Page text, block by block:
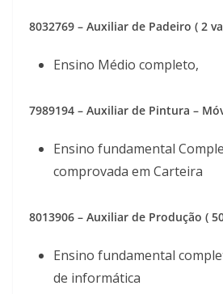
8032769 – Auxiliar de Padeiro ( 2
Ensino Médio completo,
7989194 – Auxiliar de Pintura –
Ensino fundamental
comprovada em Carteira
8013906 – Auxiliar de Produção (
Ensino fundamental
de informática